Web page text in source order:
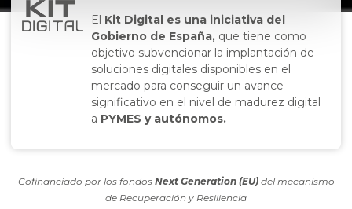
El Kit Digital es una iniciativa del
Gobierno de España, que tiene como
objetivo subvencionar la implantación de
soluciones digitales disponibles en el
mercado para conseguir un avance
significativo en el nivel de madurez digital
a PYMES y autónomos.
Cofinanciado por los fondos Next Generation (EU)del mecanismo
de Recuperación y Resiliencia